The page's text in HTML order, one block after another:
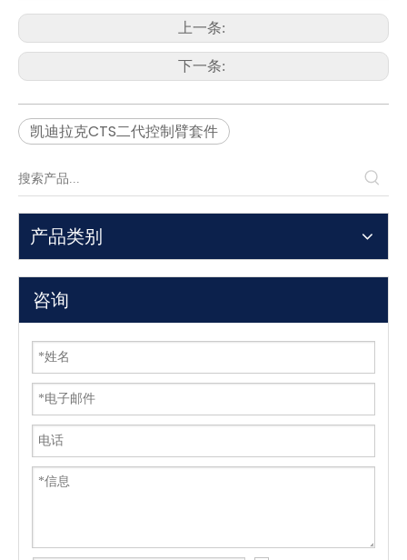
上一条:
下一条:
凯迪拉克CTS二代控制臂套件
产品类别
咨询